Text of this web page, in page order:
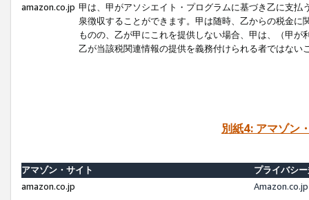
amazon.co.jp 甲は、甲がアソシエイト・プログラムに基づき乙に支
泉徴収することができます。甲は随時、乙からの税金
ものの、乙が甲にこれを提供しない場合、甲は、（甲
乙が当該税関連情報の提供を義務付けられる者ではな
別紙4: アマゾン
アマゾン・サイト
プライバシ
amazon.co.jp